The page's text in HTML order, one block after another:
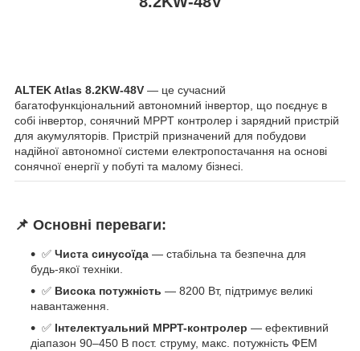
ALTEK Atlas 8.2KW-48V — це сучасний
багатофункціональний автономний інвертор, що поєднує в
собі інвертор, сонячний MPPT контролер і зарядний пристрій
для акумуляторів. Пристрій призначений для побудови
надійної автономної системи електропостачання на основі
сонячної енергії у побуті та малому бізнесі.
📌 Основні переваги:
✅ Чиста синусоїда — стабільна та безпечна для
будь-якої техніки.
✅ Висока потужність — 8200 Вт, підтримує великі
навантаження.
✅ Інтелектуальний MPPT-контролер — ефективний
діапазон 90–450 В пост. струму, макс. потужність ФЕМ